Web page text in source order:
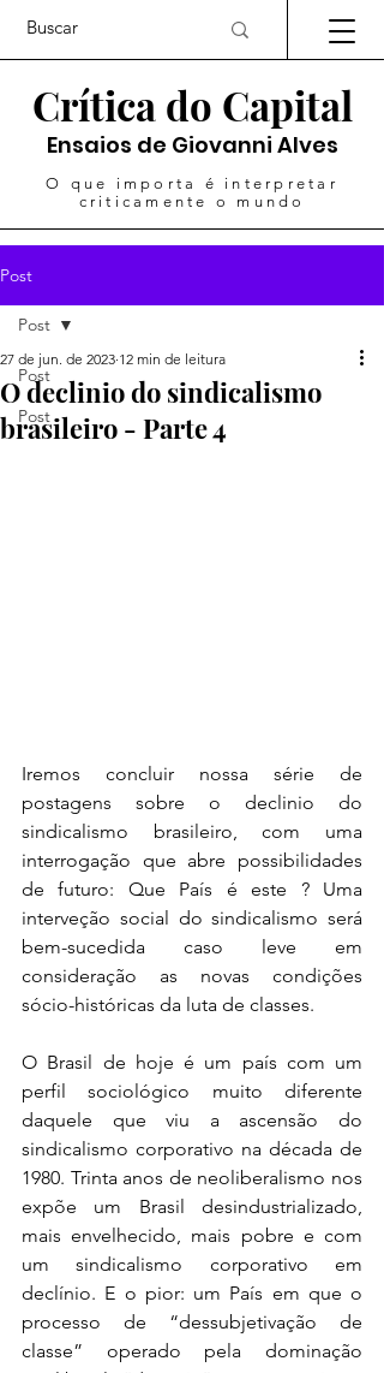
Crítica do Capital
Ensaios de Giovanni Alves
O que importa é interpretar
criticamente o mundo
Post
Post
Post
Post
O declinio do sindicalismo
brasileiro - Parte 4
27 de jun. de 2023 12 min de leitura
Iremos concluir nossa série de
postagens sobre o declinio do
sindicalismo brasileiro, com uma
interrogação que abre possibilidades
de futuro: Que País é este ? Uma
interveção social do sindicalismo será
bem-sucedida caso leve em
consideração as novas condições
sócio-históricas da luta de classes.
O Brasil de hoje é um país com um
perfil sociológico muito diferente
daquele que viu a ascensão do
sindicalismo corporativo na década de
1980. Trinta anos de neoliberalismo nos
expõe um Brasil desindustrializado,
mais envelhecido, mais pobre e com
um sindicalismo corporativo em
declínio. E o pior: um País em que o
processo de “dessubjetivação de
classe” operado pela dominação